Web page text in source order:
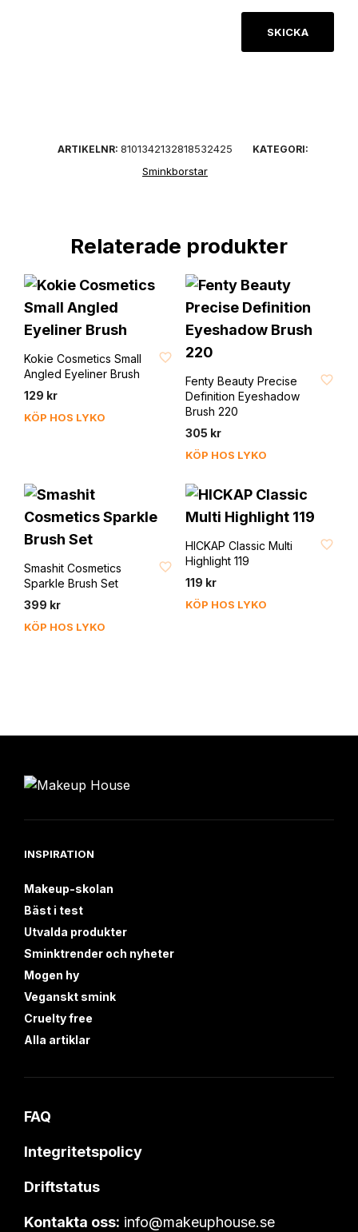
ARTIKELNR: 8101342132818532425 KATEGORI:
Sminkborstar
Relaterade produkter
FAVORIT
Kokie Cosmetics Small
Angled Eyeliner Brush
129 kr
KÖP HOS LYKO
Fenty Beauty Precise
Definition Eyeshadow
Brush 220
305 kr
KÖP HOS LYKO
Smashit Cosmetics
Sparkle Brush Set
399 kr
KÖP HOS LYKO
HICKAP Classic Multi
Highlight 119
119 kr
KÖP HOS LYKO
INSPIRATION
Makeup-skolan
Bäst i test
Utvalda produkter
Sminktrender och nyheter
Mogen hy
Veganskt smink
Cruelty free
Alla artiklar
FAQ
Integritetspolicy
Driftstatus
Kontakta oss: info@makeuphouse.se